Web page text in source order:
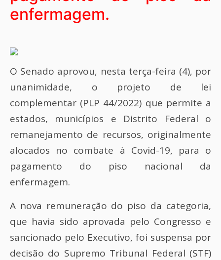
enfermagem.
O Senado aprovou, nesta terça-feira (4), por
unanimidade, o projeto de lei
complementar (PLP 44/2022) que permite a
estados, municípios e Distrito Federal o
remanejamento de recursos, originalmente
alocados no combate à Covid-19, para o
pagamento do piso nacional da
enfermagem.
A nova remuneração do piso da categoria,
que havia sido aprovada pelo Congresso e
sancionado pelo Executivo, foi suspensa por
decisão do Supremo Tribunal Federal (STF)